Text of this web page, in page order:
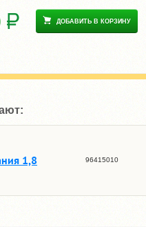
ДОБАВИТЬ В КОРЗИНУ
1,8 96415010